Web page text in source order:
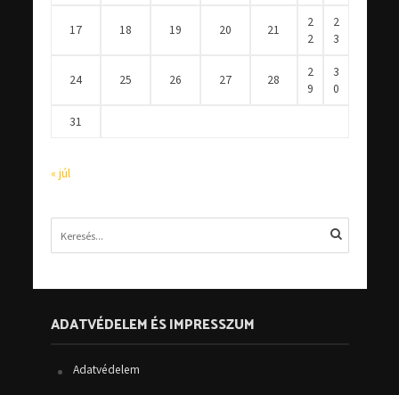
17 18 19 20 21
2
2
2
3
24 25 26 27 28
2
9
3
0
31
« júl
ADATVÉDELEM ÉS IMPRESSZUM
Adatvédelem